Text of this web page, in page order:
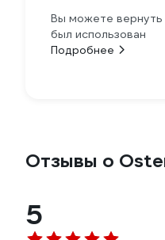
Вы можете вернуть
был использован
Подробнее
Отзывы о
5